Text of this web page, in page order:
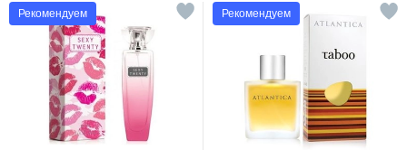
Рекомендуем Рекомендуем